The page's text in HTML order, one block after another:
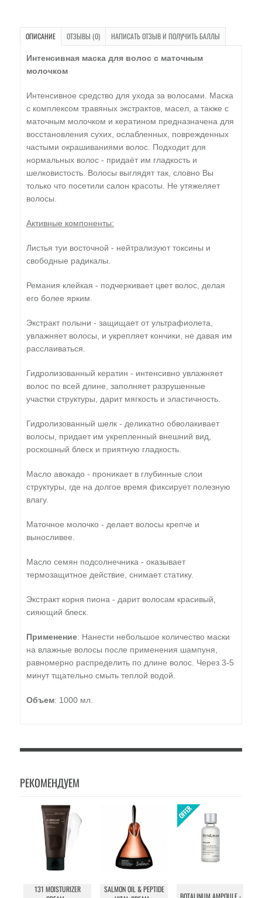
ОПИСАНИЕ ОТЗЫВЫ (0) НАПИСАТЬ ОТЗЫВ И ПОЛУЧИТЬ БАЛЛЫ
Интенсивная маска для волос с маточным
молочком
Интенсивное средство для ухода за волосами. Маска
с комплексом травяных экстрактов, масел, а также с
маточным молочком и кератином предназначена для
восстановления сухих, ослабленных, поврежденных
частыми окрашиваниями волос. Подходит для
нормальных волос - придаёт им гладкость и
шелковистость. Волосы выглядят так, словно Вы
только что посетили салон красоты. Не утяжеляет
волосы.
Активные компоненты:
Листья туи восточной - нейтрализуют токсины и
свободные радикалы.
Ремания клейкая - подчеркивает цвет волос, делая
его более ярким.
Экстракт полыни - защищает от ультрафиолета,
увлажняет волосы, и укрепляет кончики, не давая им
расслаиваться.
Гидролизованный кератин - интенсивно увлажняет
волос по всей длине, заполняет разрушенные
участки структуры, дарит мягкость и эластичность.
Гидролизованный шелк - деликатно обволакивает
волосы, придает им укрепленный внешний вид,
роскошный блеск и приятную гладкость.
Масло авокадо - проникает в глубинные слои
структуры, где на долгое время фиксирует полезную
влагу.
Маточное молочко - делает волосы крепче и
выносливее.
Масло семян подсолнечника - оказывает
термозащитное действие, снимает статику.
Экстракт корня пиона - дарит волосам красивый,
сияющий блеск.
Применение: Нанести небольшое количество маски
на влажные волосы после применения шампуня,
равномерно распределить по длине волос. Через 3-5
минут тщательно смыть теплой водой.
Объем: 1000 мл.
РЕКОМЕНДУЕМ
131 MOISTURIZER
SALMON OIL & PEPTIDE
BOTALINUM AMPOULE -